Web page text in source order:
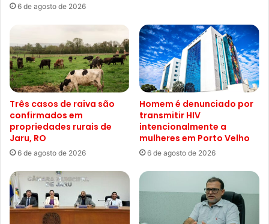
6 de agosto de 2026
Três casos de raiva são
confirmados em
propriedades rurais de
Jaru, RO
6 de agosto de 2026
Homem é denunciado por
transmitir HIV
intencionalmente a
mulheres em Porto Velho
6 de agosto de 2026